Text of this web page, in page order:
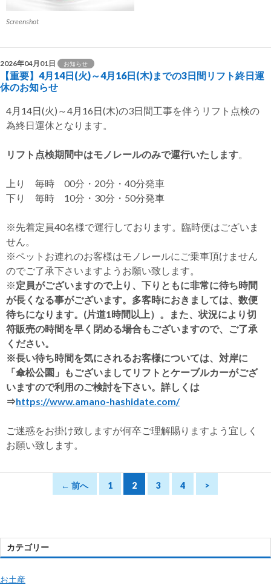
Screenshot
2026年04月01日 お知らせ
【重要】4月14日(火)～4月16日(木)までの3日間リフト終日運
休のお知らせ
4月14日(火)～4月16日(木)の3日間工事を伴うリフト点検の
為終日運休となります。
リフト点検期間中はモノレールのみで運行いたします。
上り 毎時 00分・20分・40分発車
下り 毎時 10分・30分・50分発車
※先着定員40名様で運行しております。臨時便はございま
せん。
※ペットお連れのお客様はモノレールにご乗車頂けません
のでご了承下さいますようお願い致します。
※定員がございますので上り、下りともに非常に待ち時間
が長くなる事がございます。多客時におきましては、数便
待ちになります。(片道1時間以上）。また、状況により切
符販売の時間を早く閉める場合もございますので、ご了承
ください。
※長い待ち時間を気にされるお客様については、対岸に
「傘松公園」もございましてリフトとケーブルカーがござ
いますので利用のご検討を下さい。詳しくは
⇒https://www.amano-hashidate.com/
ご迷惑をお掛け致しますが何卒ご理解賜りますよう宜しく
お願い致します。
← 前へ 1 2 3 4 >
カテゴリー
お土産